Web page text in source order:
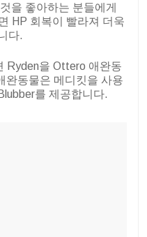
을 좋아하는 분들에게
HP 회복이 빨라져 더욱
다.
Ryden을 Ottero 애완동
완동물은 메디킷을 사용
를 제공합니다.